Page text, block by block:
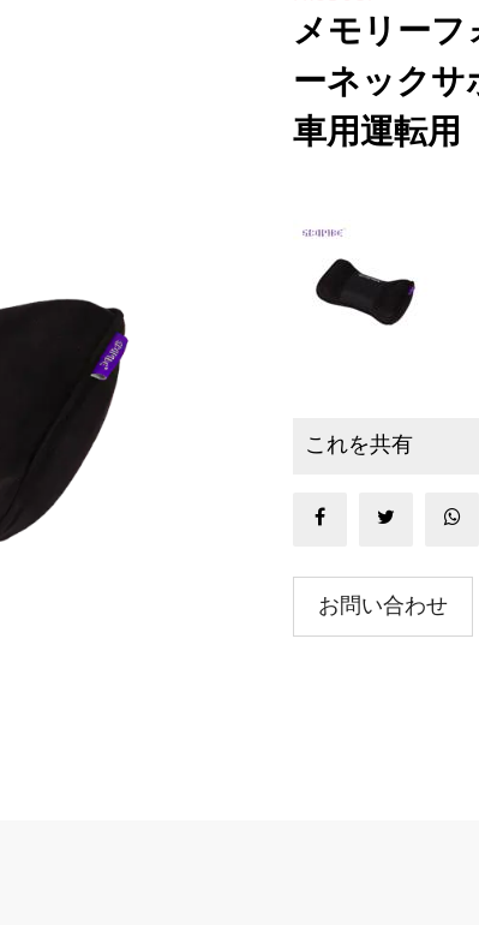
メモリーフ
ーネックサ
車用運転用
これを共有
お問い合わせ